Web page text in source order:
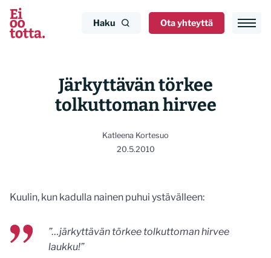
Siirry
sisältöön
Haku Ota yhteyttä
Järkyttävän törkee
tolkuttoman hirvee
Katleena Kortesuo
20.5.2010
Kuulin, kun kadulla nainen puhui ystävälleen:
”…järkyttävän törkee tolkuttoman hirvee
laukku!”